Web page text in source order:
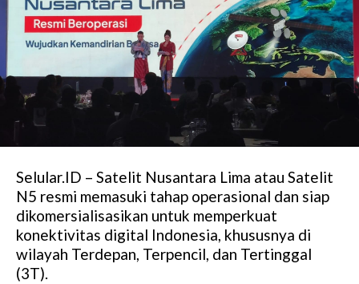
Selular.ID – Satelit Nusantara Lima atau Satelit
N5 resmi memasuki tahap operasional dan siap
dikomersialisasikan untuk memperkuat
konektivitas digital Indonesia, khususnya di
wilayah Terdepan, Terpencil, dan Tertinggal
(3T).